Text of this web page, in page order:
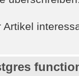
Artikel